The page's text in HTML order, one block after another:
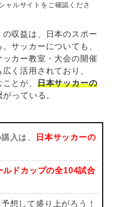
ャルサイトをご確認くださ
収益は、日本のスポー
サッカーについても、
カー教室・大会の開催
く活用されており、
とが、 日本サッカーの
がっている。
入は、
日本サッカーの
ルドカップの全104試合
予想して盛り上がろう！